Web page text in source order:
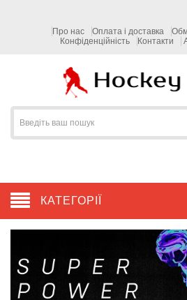
Про нас
Оплата і доставка
Конфіденційність
Контакти
КАТЕГОРІЇ